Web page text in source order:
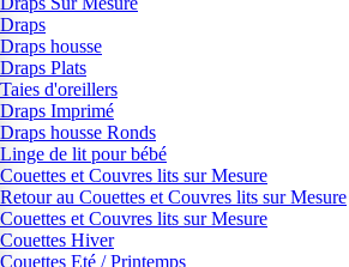
Draps
Draps housse
Draps Plats
Taies d'oreillers
Draps Imprimé
Draps housse Ronds
Linge de lit pour bébé
Couettes et Couvres lits sur Mesure
Retour au Couettes et Couvres lits sur Mesure
Couettes et Couvres lits sur Mesure
Couettes Hiver
Couettes Eté / Printemps